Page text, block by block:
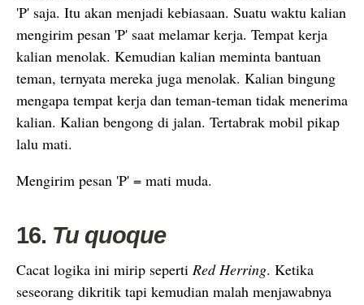
'P' saja. Itu akan menjadi kebiasaan. Suatu waktu kalian
mengirim pesan 'P' saat melamar kerja. Tempat kerja
kalian menolak. Kemudian kalian meminta bantuan
teman, ternyata mereka juga menolak. Kalian bingung
mengapa tempat kerja dan teman-teman tidak menerima
kalian. Kalian bengong di jalan. Tertabrak mobil pikap
lalu mati.
Mengirim pesan 'P' = mati muda.
16. Tu quoque
Cacat logika ini mirip seperti Red Herring. Ketika
seseorang dikritik tapi kemudian malah menjawabnya